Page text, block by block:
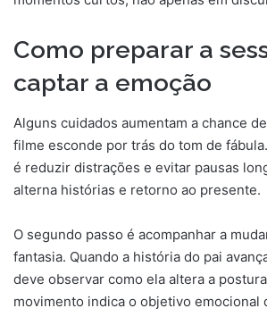
Como preparar a
captar a emoção
Alguns cuidados aumentam a chance
filme esconde por trás do tom de
é reduzir distrações e evitar pausas
alterna histórias e retorno ao presente.
O segundo passo é acompanhar a
fantasia. Quando a história do pai
deve observar como ela altera a
movimento indica o objetivo emocional